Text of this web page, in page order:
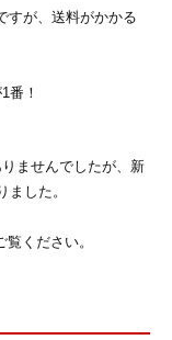
すが、送料がかかる
番！
ませんでしたが、新
した。
ください。